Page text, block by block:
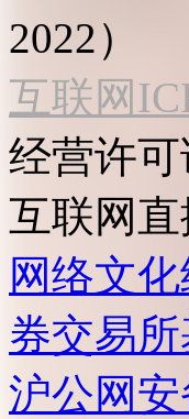
2022）
互联网
经营许
互联网
网络文
券交易
沪公网安